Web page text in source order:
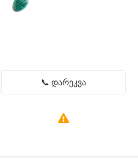
📞 დარეკვა